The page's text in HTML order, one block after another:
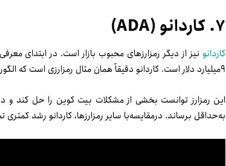
۷. كاردانو (ADA)
کاردانو نیز از دیگر رمزارزهای محبوب بازار است. در ابتدای
۹میلیارد دلار است. کاردانو دقیقاً همان مثال رمزارزی است که الگوریتم بهتری از بیت کوین دارد.
این رمزارز توانست بخشی از مشکلات بیت کوین را حل کند
به‌حداقل برساند. درمقایسه‌با سایر رمزارز­ها، کاردانو رشد کمتری تجربه و از سال ۲۰۱۷ تاکنون، قیمتش